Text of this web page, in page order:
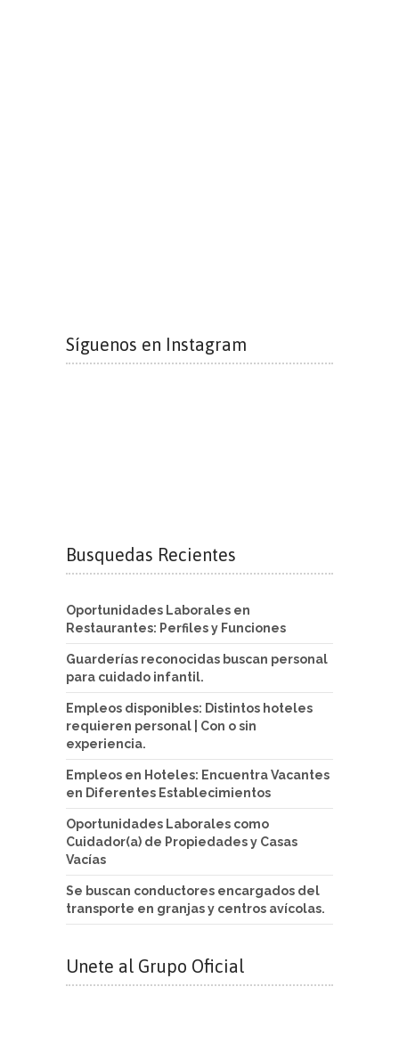
Síguenos en Instagram
Busquedas Recientes
Oportunidades Laborales en
Restaurantes: Perfiles y Funciones
Guarderías reconocidas buscan personal
para cuidado infantil.
Empleos disponibles: Distintos hoteles
requieren personal | Con o sin
experiencia.
Empleos en Hoteles: Encuentra Vacantes
en Diferentes Establecimientos
Oportunidades Laborales como
Cuidador(a) de Propiedades y Casas
Vacías
Se buscan conductores encargados del
transporte en granjas y centros avícolas.
Unete al Grupo Oficial